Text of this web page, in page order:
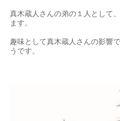
真木蔵人さんの弟の１人として
ます。
趣味として真木蔵人さんの影響
うです。